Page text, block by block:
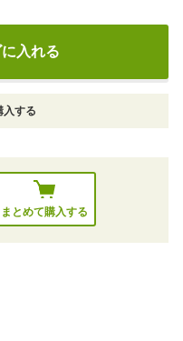
入れる
入する
まとめて購入する